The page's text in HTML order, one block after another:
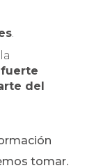
.
fuerte
del
tomar.